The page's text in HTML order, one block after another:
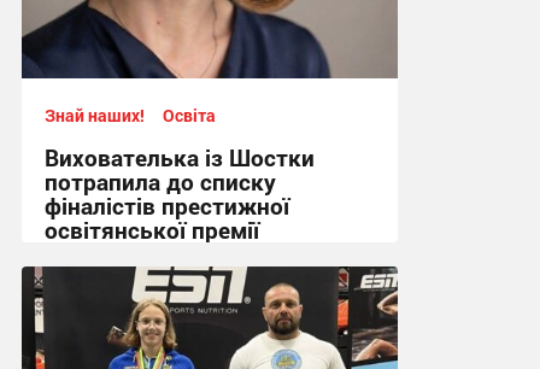
Знай наших! Освіта
Вихователька із Шостки
потрапила до списку
фіналістів престижної
освітянської премії
14:12 вчора